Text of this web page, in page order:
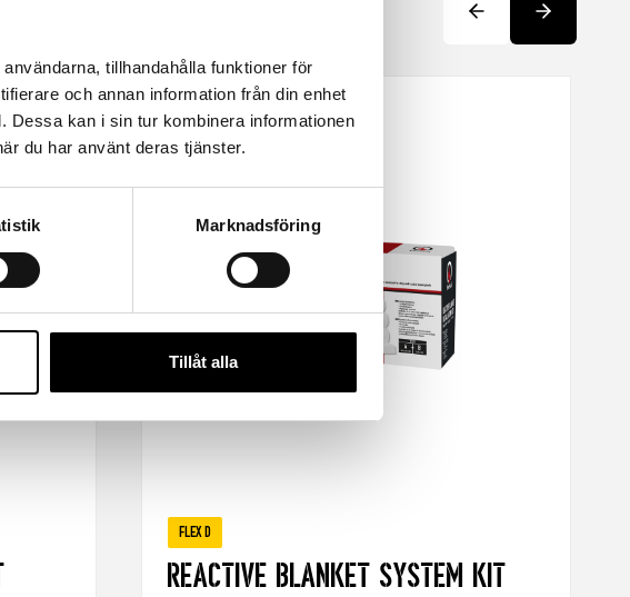
tillhandahålla funktioner för
och annan information från din enhet
Dessa kan i sin tur kombinera informationen
du har använt deras tjänster.
Marknadsföring
Tillåt alla
FLEX D
Reactive Blanket System Kit